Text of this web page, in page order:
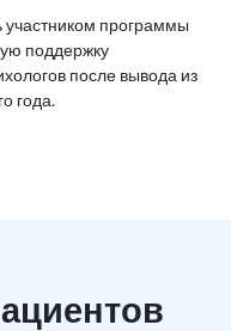
участником программы
поддержку
после вывода из
года.